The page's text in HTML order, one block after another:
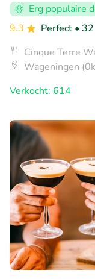
Erg populaire
9.3
Perfect •
Cinque Terre
Wageningen
Verkocht: 614